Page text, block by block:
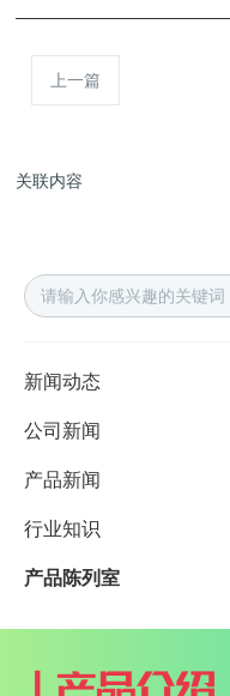
上一篇
关联内容
新闻动态
公司新闻
产品新闻
行业知识
产品陈列室